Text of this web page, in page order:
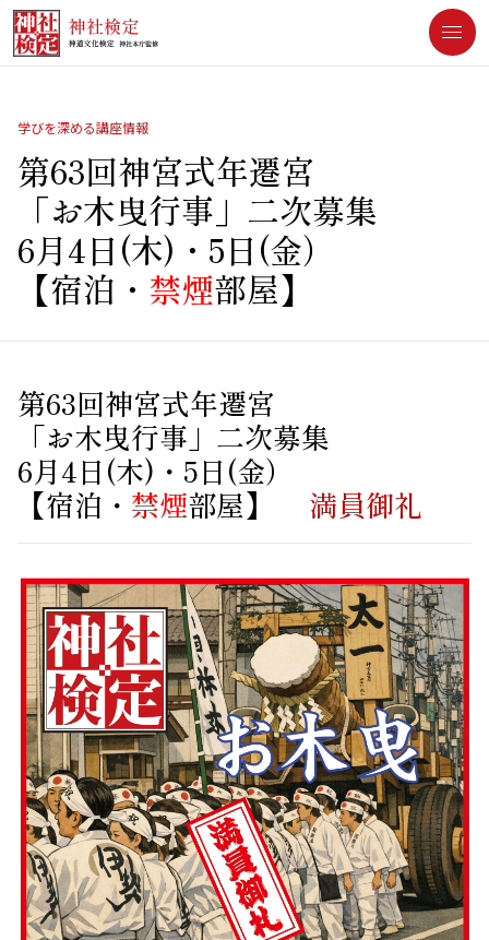
[an error occurred while processing this directive]
学びを深める講座情報
第63回神宮式年遷宮
「お木曳行事」二次募集
6月4日(木)・5日(金）
【宿泊・ 禁煙部屋】
第63回神宮式年遷宮
「お木曳行事」二次募集
6月4日(木)・5日(金）
【宿泊・ 禁煙部屋】 満員御礼